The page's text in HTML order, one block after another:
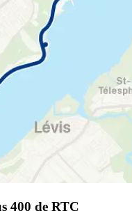
400 de RTC